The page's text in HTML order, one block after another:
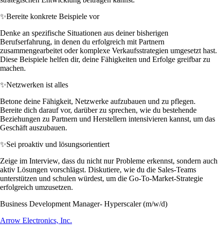
✨Bereite konkrete Beispiele vor
Denke an spezifische Situationen aus deiner bisherigen
Berufserfahrung, in denen du erfolgreich mit Partnern
zusammengearbeitet oder komplexe Verkaufsstrategien umgesetzt hast.
Diese Beispiele helfen dir, deine Fähigkeiten und Erfolge greifbar zu
machen.
✨Netzwerken ist alles
Betone deine Fähigkeit, Netzwerke aufzubauen und zu pflegen.
Bereite dich darauf vor, darüber zu sprechen, wie du bestehende
Beziehungen zu Partnern und Herstellern intensivieren kannst, um das
Geschäft auszubauen.
✨Sei proaktiv und lösungsorientiert
Zeige im Interview, dass du nicht nur Probleme erkennst, sondern auch
aktiv Lösungen vorschlägst. Diskutiere, wie du die Sales-Teams
unterstützen und schulen würdest, um die Go-To-Market-Strategie
erfolgreich umzusetzen.
Business Development Manager- Hyperscaler (m/w/d)
Arrow Electronics, Inc.